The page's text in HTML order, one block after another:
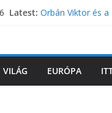
Latest: Orbán Viktor és
Vészjelzést
fenyegeti az EU
VILÁG EURÓPA